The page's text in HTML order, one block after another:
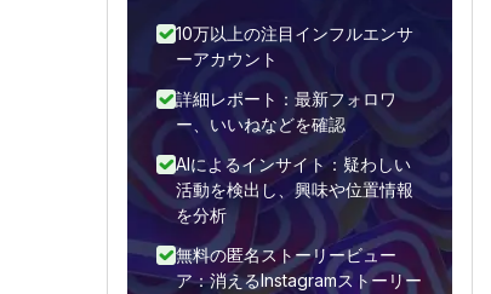
10万以上の注目インフルエンサ
ーアカウント
詳細レポート：最新フォロワ
ー、いいねなどを確認
AIによるインサイト：疑わしい
活動を検出し、興味や位置情報
を分析
無料の匿名ストーリービュー
ア：消えるInstagramストーリー